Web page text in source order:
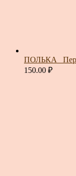
ПОЛЬКА_
150.00 ₽